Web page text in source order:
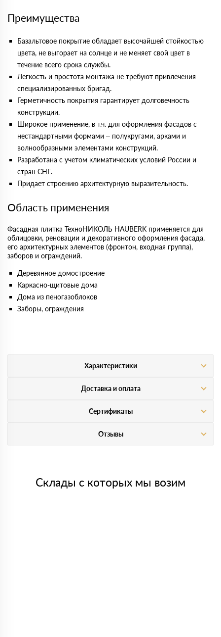
Преимущества
Базальтовое покрытие обладает высочайшей стойкостью
цвета, не выгорает на солнце и не меняет свой цвет в
течение всего срока службы.
Легкость и простота монтажа не требуют привлечения
специализированных бригад.
Герметичность покрытия гарантирует долговечность
конструкции.
Широкое применение, в т.ч. для оформления фасадов с
нестандартными формами – полукругами, арками и
волнообразными элементами конструкций.
Разработана с учетом климатических условий России и
стран СНГ.
Придает строению архитектурную выразительность.
Область применения
Фасадная плитка ТехноНИКОЛЬ HAUBERK применяется для
облицовки, реновации и декоративного оформления фасада,
его архитектурных элементов (фронтон, входная группа),
заборов и ограждений.
Деревянное домостроение
Каркасно-щитовые дома
Дома из пеногазоблоков
Заборы, ограждения
Характеристики
Доставка и оплата
Сертификаты
Отзывы
Склады с которых мы возим